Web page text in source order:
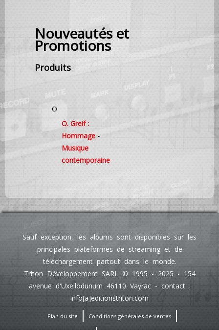
Nouveautés et
Promotions
Produits
O
O. Greif :
Hommage-
Musique
contemporaine
Sauf exception, les albums sont disponibles sur les
principales plateformes de streaming et de
téléchargement partout dans le monde.
Triton Développement SARL © 1995 - 2025 - 154
avenue d'Uxellodunum 46110 Vayrac - contact :
info[a]editionstriton.com
Plan du site Conditions générales de ventes